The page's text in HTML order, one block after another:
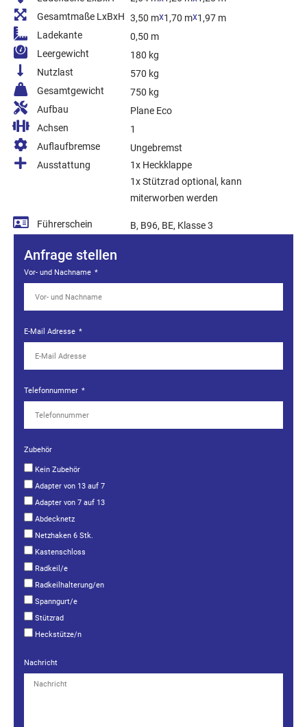
Gesamtmaße LxBxH 3,50 mx1,70 mx1,97 m
Ladekante
0,50 m
Leergewicht
180 kg
Nutzlast
570 kg
Gesamtgewicht
750 kg
Aufbau
Plane Eco
Achsen
1
Auflaufbremse
Ungebremst
Ausstattung
1x Heckklappe
1x Stützrad optional, kann
miterworben werden
Führerschein B, B96, BE, Klasse 3
Anfrage stellen
Vor- und Nachname
E-Mail Adresse
Telefonnummer
Zubehör
Kein Zubehör
Adapter von 13 auf 7
Adapter von 7 auf 13
Abdecknetz
Netzhaken 6 Stk.
Kastenschloss
Radkeil/e
Radkeilhalterung/en
Spanngurt/e
Stützrad
Heckstütze/n
Nachricht